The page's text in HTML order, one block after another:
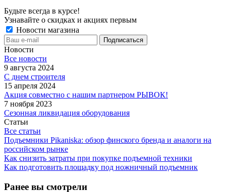
Будьте всегда в курсе!
Узнавайте о скидках и акциях первым
Новости магазина
Новости
Все новости
9 августа 2024
С днем строителя
15 апреля 2024
Акция совместно с нашим партнером РЫВОК!
7 ноября 2023
Сезонная ликвидация оборудования
Статьи
Все статьи
Подъемники Pikaniska: обзор финского бренда и аналоги на
российском рынке
Как снизить затраты при покупке подъемной техники
Как подготовить площадку под ножничный подъемник
Ранее вы смотрели